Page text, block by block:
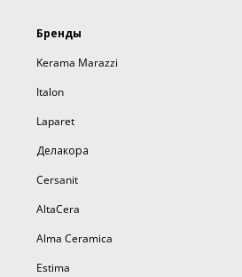
Бренды
Kerama Marazzi
Italon
Laparet
Делакора
Cersanit
AltaCera
Alma Ceramica
Estima